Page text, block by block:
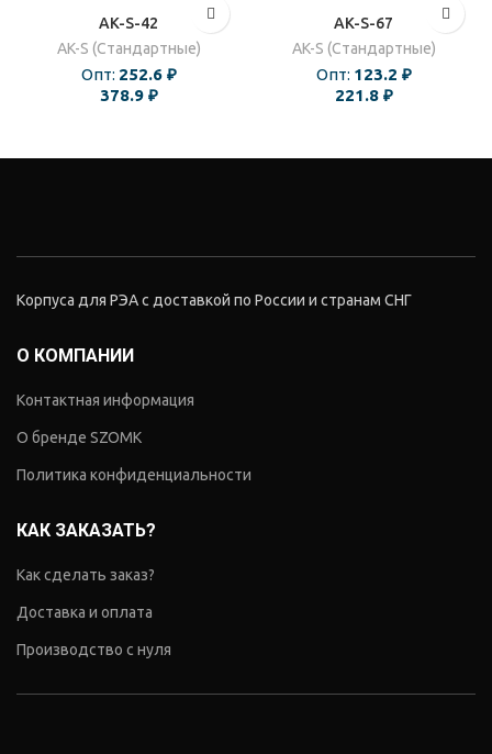
AK-S-42
AK-S (Стандартные)
378.9 ₽
Опт: 252.6 ₽
AK-S-67
AK-S (Стандартные)
221.8 ₽
Опт: 123.2 ₽
Корпуса для РЭА с доставкой по России и странам СНГ
О КОМПАНИИ
Контактная информация
О бренде SZOMK
Политика конфиденциальности
КАК ЗАКАЗАТЬ?
Как сделать заказ?
Доставка и оплата
Производство с нуля